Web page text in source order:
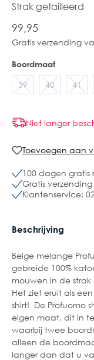
Strak getailleerd
99,95
Gratis verzending
Boordmaat
39 40 41
Niet langer
Toevoegen aan
100 dagen gratis
Gratis
Klantenservice:
Beschrijving
Beige melange
gebreide 100%
mouwen in de strak
Het ziet eruit als
shirt! De Profuomo
eigen maat, dit in
waarbij twee
alleen de
langer dan dat u